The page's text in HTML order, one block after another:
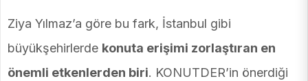
Ziya Yılmaz’a göre bu fark, İstanbul gibi
büyükşehirlerde konuta erişimi zorlaştıran en
önemli etkenlerden biri. KONUTDER’in önerdiği